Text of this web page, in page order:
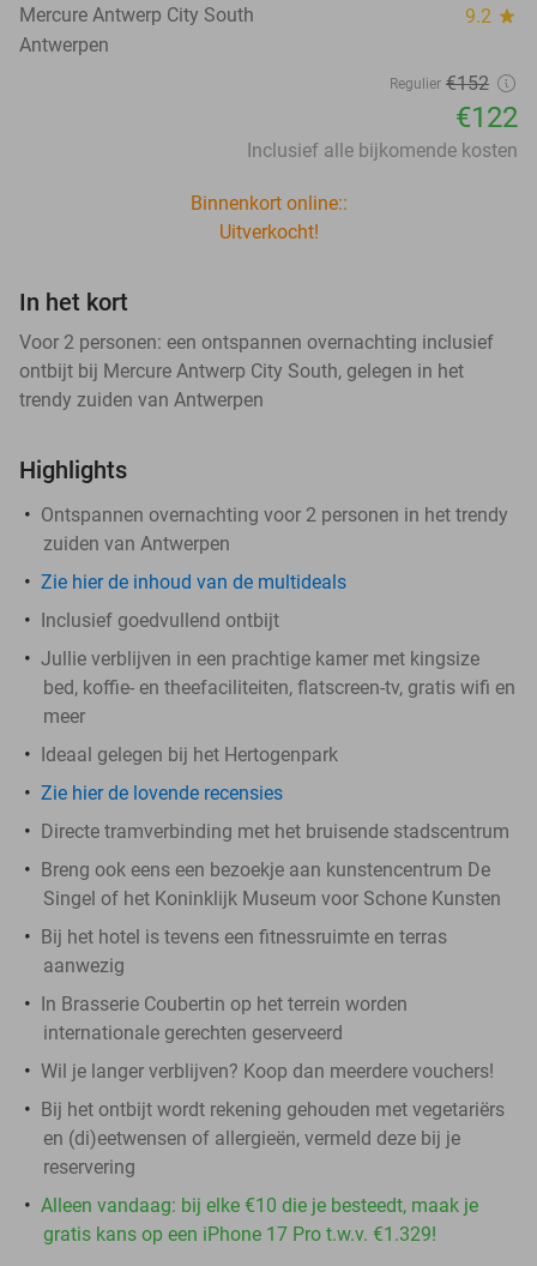
Mercure Antwerp City South 9.2 star
Antwerpen
Regulier €152
€122
Inclusief alle bijkomende kosten
Binnenkort online::
Uitverkocht!
In het kort
Voor 2 personen: een ontspannen overnachting inclusief
ontbijt bij Mercure Antwerp City South, gelegen in het
trendy zuiden van Antwerpen
Highlights
Ontspannen overnachting voor 2 personen in het trendy
zuiden van Antwerpen
Zie hier de inhoud van de multideals
Inclusief goedvullend ontbijt
Jullie verblijven in een prachtige kamer met kingsize
bed, koffie- en theefaciliteiten, flatscreen-tv, gratis wifi en
meer
Ideaal gelegen bij het Hertogenpark
Zie hier de lovende recensies
Directe tramverbinding met het bruisende stadscentrum
Breng ook eens een bezoekje aan kunstencentrum De
Singel of het Koninklijk Museum voor Schone Kunsten
Bij het hotel is tevens een fitnessruimte en terras
aanwezig
In Brasserie Coubertin op het terrein worden
internationale gerechten geserveerd
Wil je langer verblijven? Koop dan meerdere vouchers!
Bij het ontbijt wordt rekening gehouden met vegetariërs
en (di)eetwensen of allergieën, vermeld deze bij je
reservering
Alleen vandaag: bij elke €10 die je besteedt, maak je
gratis kans op een iPhone 17 Pro t.w.v. €1.329!